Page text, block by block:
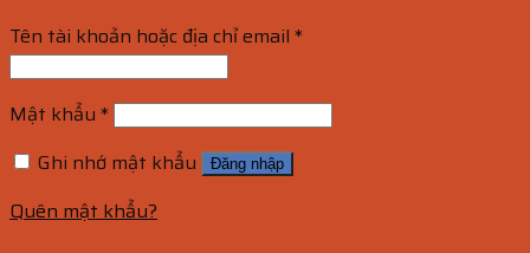
Tên tài khoản hoặc địa chỉ email *
Mật khẩu *
Ghi nhớ mật khẩu
Đăng nhập
Quên mật khẩu?